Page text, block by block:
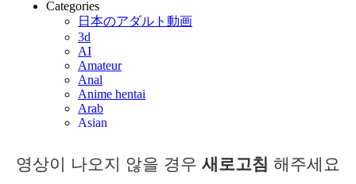
영상이 나오지 않을 경우 새로고침 해주세요